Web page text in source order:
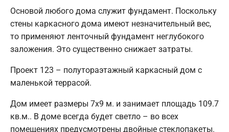
Основой любого дома служит фундамент. Поскольку
стены каркасного дома имеют незначительный вес,
то применяют ленточный фундамент неглубокого
заложения. Это существенно снижает затраты.
Проект 123 – полутораэтажный каркасный дом с
маленькой террасой.
Дом имеет размеры 7х9 м. и занимает площадь 109.7
кв.м.. В доме всегда будет светло – во всех
помещениях предусмотрены двойные стеклопакеты.